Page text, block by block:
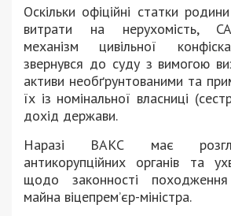
Оскільки офіційні статки
витрати на нерухомість,
механізм цивільної
звернувся до суду з вимогою
активи необґрунтованими та
їх із номінальної власниці
дохід держави.
Наразі ВАКС має
антикорупційних органів та
щодо законності
майна віцепрем’єр-міністра.